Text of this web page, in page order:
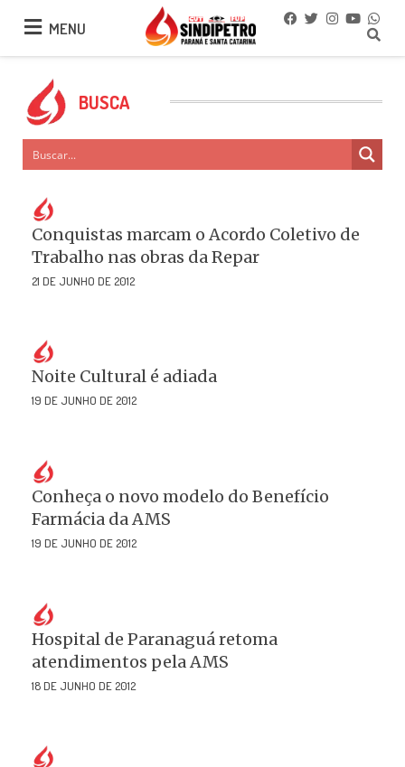
MENU
MENU
BUSCA
Conquistas marcam o Acordo Coletivo de
Trabalho nas obras da Repar
21 DE JUNHO DE 2012
Noite Cultural é adiada
19 DE JUNHO DE 2012
Conheça o novo modelo do Benefício
Farmácia da AMS
19 DE JUNHO DE 2012
Hospital de Paranaguá retoma
atendimentos pela AMS
18 DE JUNHO DE 2012